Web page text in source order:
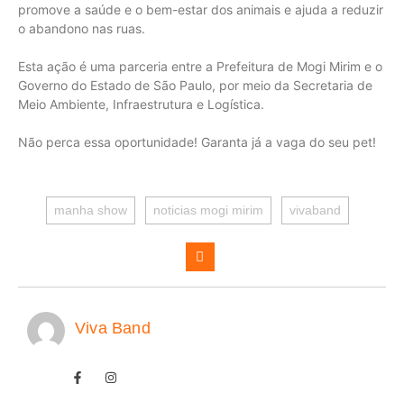
promove a saúde e o bem-estar dos animais e ajuda a reduzir
o abandono nas ruas.
Esta ação é uma parceria entre a Prefeitura de Mogi Mirim e o
Governo do Estado de São Paulo, por meio da Secretaria de
Meio Ambiente, Infraestrutura e Logística.
Não perca essa oportunidade! Garanta já a vaga do seu pet!
manha show noticias mogi mirim vivaband
Viva Band